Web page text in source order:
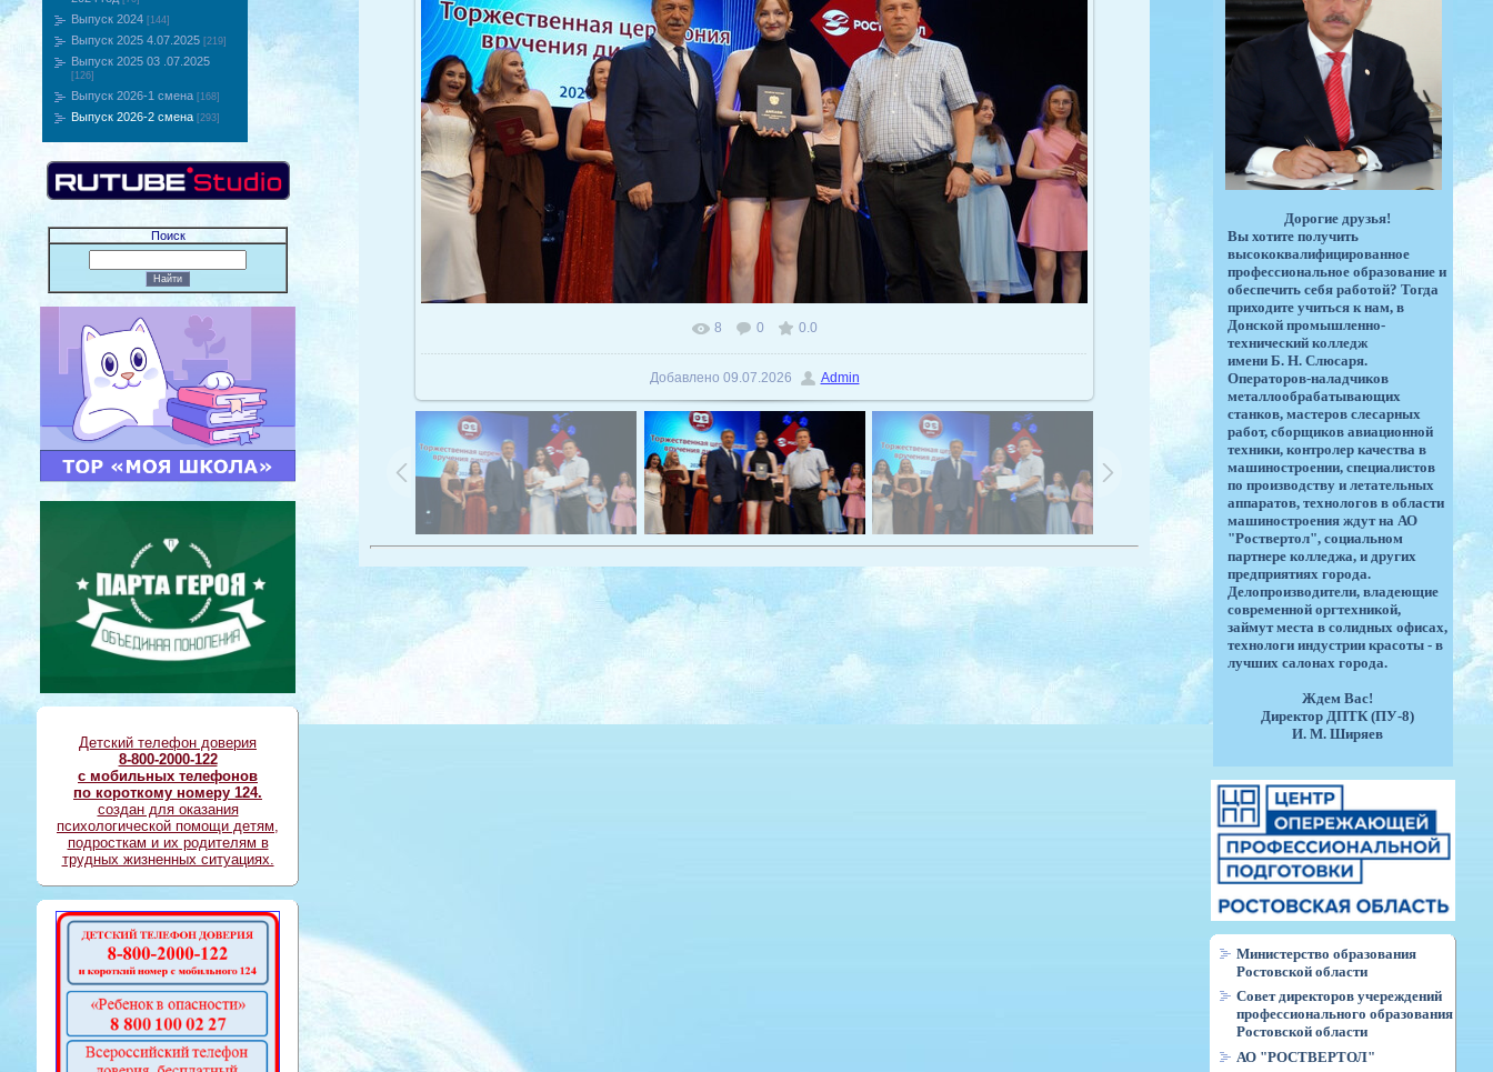
Выпуск 2024 [144]
Выпуск 2025 4.07.2025 [219]
Выпуск 2025 03 .07.2025
[126]
Выпуск 2026-1 смена [168]
Выпуск 2026-2 смена [293]
Поиск
Детский телефон доверия
8-800-2000-122
с мобильных телефонов
по короткому номеру 124.
создан для оказания
психологической помощи детям,
подросткам и их родителям в
трудных жизненных ситуациях.
В реальном размере 1024x575
8 0 0.0
Добавлено 09.07.2026 Admin
Дорогие друзья!
Вы хотите получить
высококвалифицированное
профессиональное образование и
обеспечить себя работой? Тогда
приходите учиться к нам, в
Донской промышленно-
технический колледж
имени Б. Н. Слюсаря.
Операторов-наладчиков
металлообрабатывающих
станков, мастеров слесарных
работ, сборщиков авиационной
техники, контролер качества в
машиностроении, специалистов
по производству и летательных
аппаратов, технологов в области
машиностроения ждут на АО
"Роствертол", социальном
партнере колледжа, и других
предприятиях города.
Делопроизводители, владеющие
современной оргтехникой,
займут места в солидных офисах,
технологи индустрии красоты - в
лучших салонах города.
Ждем Вас!
Директор ДПТК (ПУ-8)
И. М. Ширяев
Министерство образования
Ростовской области
Совет директоров учереждений
профессионального образования
Ростовской области
АО "РОСТВЕРТОЛ"